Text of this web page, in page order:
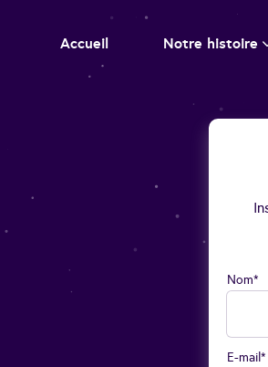
Accueil Notre histoire
Nom*
E-mail*